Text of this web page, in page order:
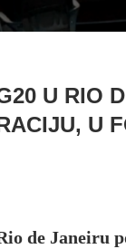
U RIO
U
de Janeiru